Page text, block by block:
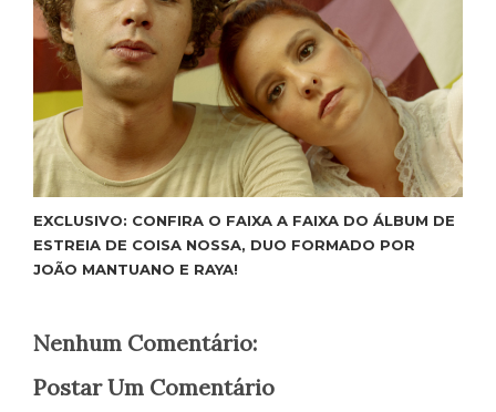
EXCLUSIVO: CONFIRA O FAIXA A FAIXA DO ÁLBUM DE
ESTREIA DE COISA NOSSA, DUO FORMADO POR
JOÃO MANTUANO E RAYA!
Nenhum Comentário:
Postar Um Comentário